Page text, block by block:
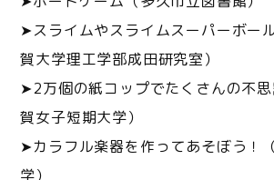
➤スライムやスライムスーパーボー
賀大学理工学部成田研究室）
➤2万個の紙コップでたくさんの不
賀女子短期大学）
➤カラフル楽器を作ってあそぼう！
学）